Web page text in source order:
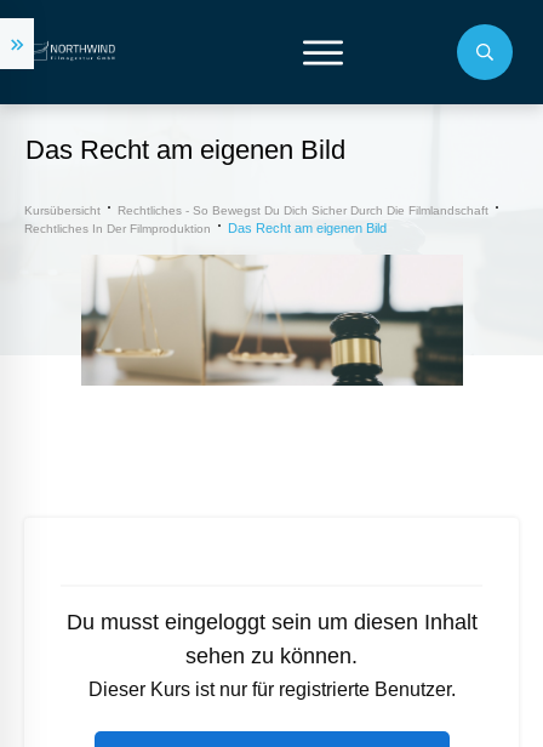
Das Recht am eigenen Bild
Kursübersicht
Rechtliches - So Bewegst Du Dich Sicher Durch Die Filmlandschaft
Rechtliches In Der Filmproduktion
Das Recht am eigenen Bild
Du musst eingeloggt sein um diesen Inhalt
sehen zu können.
Dieser Kurs ist nur für registrierte Benutzer.